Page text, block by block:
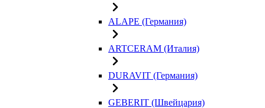
ALAPE (Германия)
ARTCERAM (Италия)
DURAVIT (Германия)
GEBERIT (Швейцария)